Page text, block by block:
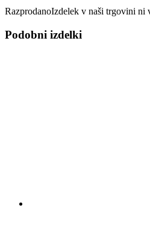
RazprodanoIzdelek v naši trgovini ni
Podobni izdelki